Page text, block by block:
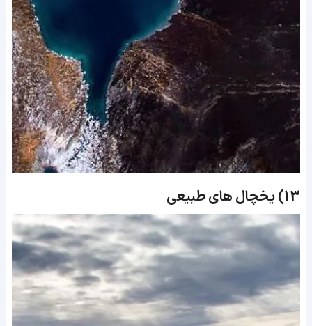
13) یخچال های طبیعی